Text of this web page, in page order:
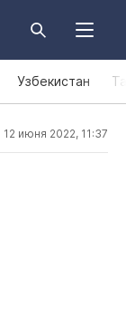
Узбекистан
12 июня 2022, 11:37